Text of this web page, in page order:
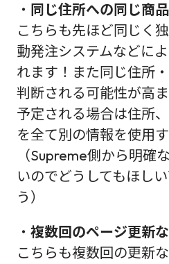
・ 同じ住所への同じ商
こちらも先ほど同じく
動発注システムなどに
れます！また同じ住所
判断される可能性が高
予定される場合は住所
を全て別の情報を使用
（Supreme側から明確
いのでどうしてもほし
う）
・ 複数回のページ更新
こちらも複数回の更新